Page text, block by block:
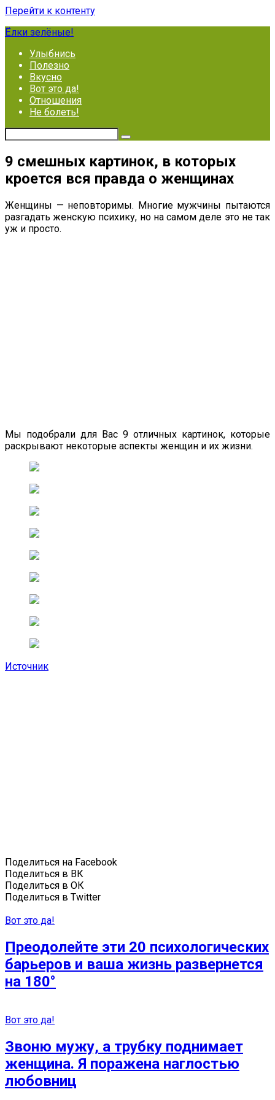
Перейти к контенту
Ёлки зелёные!
Улыбнись
Полезно
Вкусно
Вот это да!
Отношения
Не болеть!
9 смешных картинок, в которых
кроется вся правда о женщинах
Женщины — неповторимы. Многие мужчины пытаются
разгадать женскую психику, но на самом деле это не так
уж и просто.
Мы подобрали для Вас 9 отличных картинок, которые
раскрывают некоторые аспекты женщин и их жизни.
Источник
Поделиться на Facebook
Поделиться в ВК
Поделиться в ОК
Поделиться в Twitter
Вот это да!
Преодолейте эти 20 психологических
барьеров и ваша жизнь развернется
на 180°
Вот это да!
Звоню мужу, а трубку поднимает
женщина. Я поражена наглостью
любовниц